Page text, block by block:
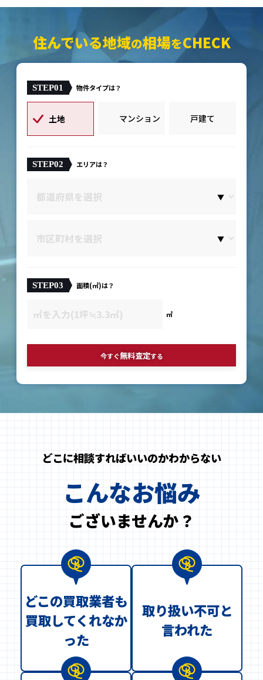
住んでいる地域の相場をCHECK
STEP01 物件タイプは？
土地 マンション 戸建て
STEP02 エリアは？
STEP03 面積(㎡)は？
㎡
今すぐ無料査定する
どこに相談すればいいのかわからない
こんなお悩み
ございませんか？
どこの買取業者も
買取してくれなか
った
取り扱い不可と
言われた